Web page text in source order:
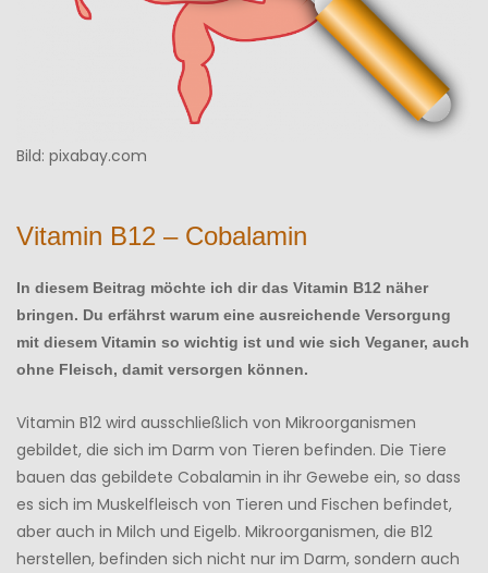
Bild: pixabay.com
Vitamin B12 – Cobalamin
In diesem Beitrag möchte ich dir das Vitamin B12 näher
bringen. Du erfährst warum eine ausreichende Versorgung
mit diesem Vitamin so wichtig ist und wie sich Veganer, auch
ohne Fleisch, damit versorgen können.
Vitamin B12 wird ausschließlich von Mikroorganismen
gebildet, die sich im Darm von Tieren befinden. Die Tiere
bauen das gebildete Cobalamin in ihr Gewebe ein, so dass
es sich im Muskelfleisch von Tieren und Fischen befindet,
aber auch in Milch und Eigelb. Mikroorganismen, die B12
herstellen, befinden sich nicht nur im Darm, sondern auch